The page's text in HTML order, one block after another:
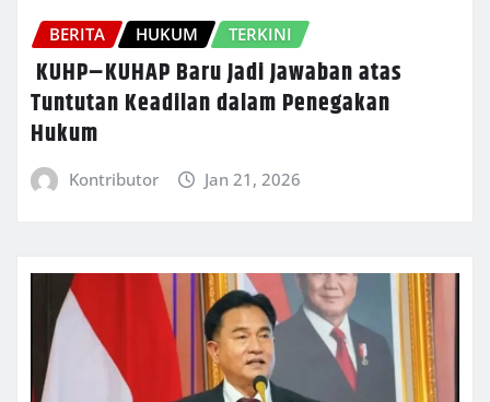
BERITA HUKUM TERKINI
KUHP–KUHAP Baru Jadi Jawaban atas
Tuntutan Keadilan dalam Penegakan
Hukum
Kontributor Jan 21, 2026